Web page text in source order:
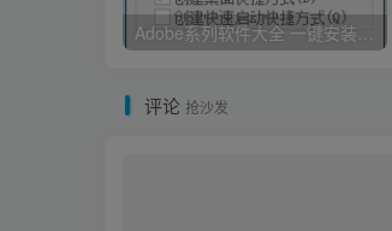
Adobe系列软件大全 一键安装版 By：Ansifa
评论 抢沙发